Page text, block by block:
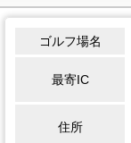
ゴルフ場名
最寄IC
住所